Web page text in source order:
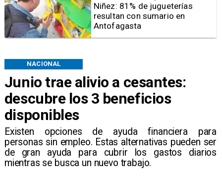
Junio trae alivio a cesantes:
descubre los 3 beneficios
disponibles
Existen opciones de ayuda financiera para
personas sin empleo. Estas alternativas pueden ser
de gran ayuda para cubrir los gastos diarios
mientras se busca un nuevo trabajo.
NACIONAL
Tribunal frena opción de pena
mixta para Karen Rojo por ahora